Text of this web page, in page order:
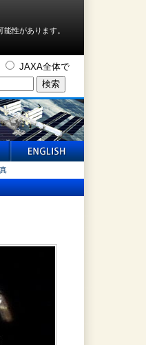
性があります。
JAXA全体で